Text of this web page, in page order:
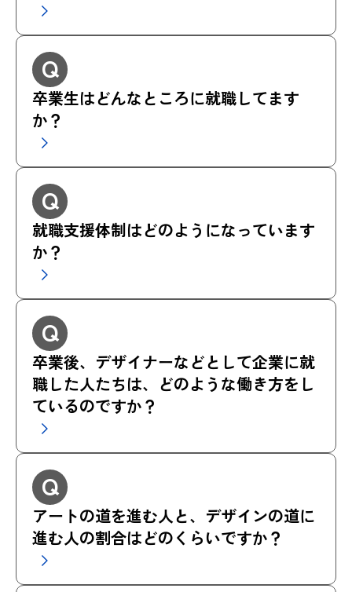
Q
卒業生はどんなところに就職してます
か？
Q
就職支援体制はどのようになっています
か？
Q
卒業後、デザイナーなどとして企業に就
職した人たちは、どのような働き方をし
ているのですか？
Q
アートの道を進む人と、デザインの道に
進む人の割合はどのくらいですか？